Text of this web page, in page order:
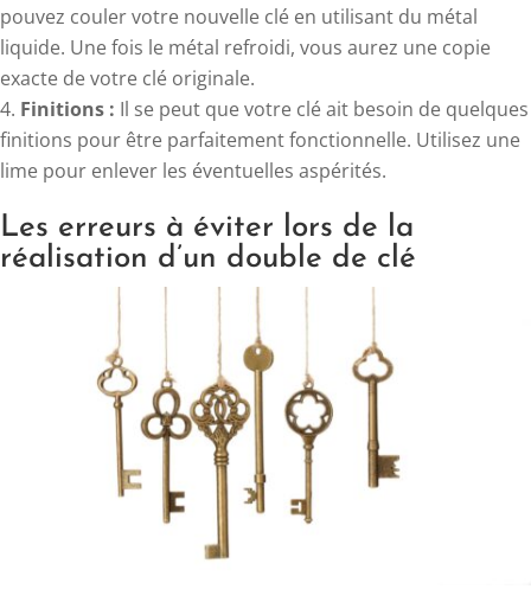
pouvez couler votre nouvelle clé en utilisant du métal
liquide. Une fois le métal refroidi, vous aurez une copie
exacte de votre clé originale.
Finitions : Il se peut que votre clé ait besoin de quelques
finitions pour être parfaitement fonctionnelle. Utilisez une
lime pour enlever les éventuelles aspérités.
Les erreurs à éviter lors de la
réalisation d’un double de clé